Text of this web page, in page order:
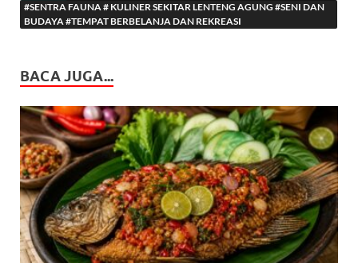
#SENTRA FAUNA # KULINER SEKITAR LENTENG AGUNG #SENI DAN
BUDAYA #TEMPAT BERBELANJA DAN REKREASI
BACA JUGA...